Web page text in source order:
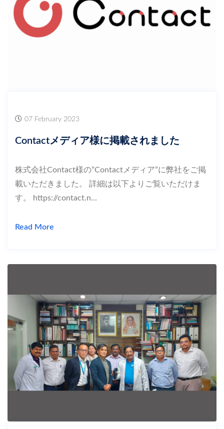
07 February 2023
Contactメディア様に掲載されました
株式会社Contact様の”Contactメディア”に弊社をご掲
載いただきました。 詳細は以下よりご覧いただけま
す。 https://contact.n...
Read More